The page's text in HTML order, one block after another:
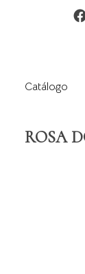
Catálogo
ROSA